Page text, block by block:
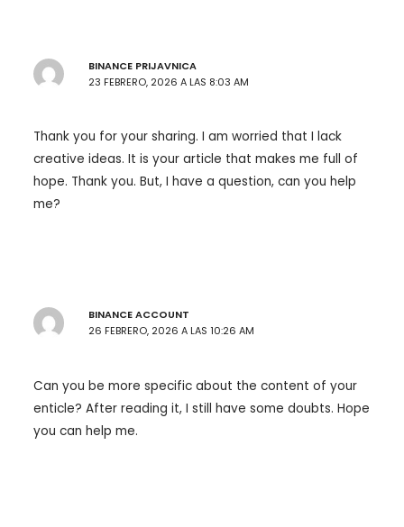
BINANCE PRIJAVNICA
23 FEBRERO, 2026 A LAS 8:03 AM
Thank you for your sharing. I am worried that I lack
creative ideas. It is your article that makes me full of
hope. Thank you. But, I have a question, can you help
me?
BINANCE ACCOUNT
26 FEBRERO, 2026 A LAS 10:26 AM
Can you be more specific about the content of your
enticle? After reading it, I still have some doubts. Hope
you can help me.